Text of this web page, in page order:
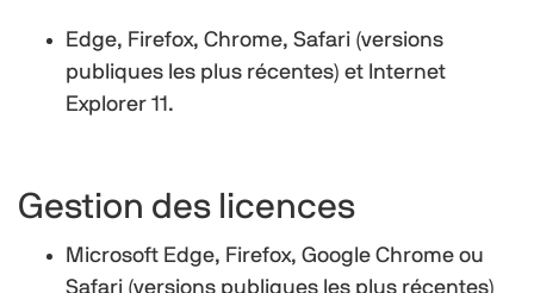
Edge, Firefox, Chrome, Safari (versions
publiques les plus récentes) et Internet
Explorer 11.
Gestion des licences
Microsoft Edge, Firefox, Google Chrome ou
Safari (versions publiques les plus récentes)